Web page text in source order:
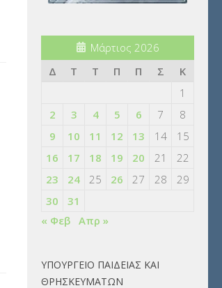
Μάρτιος 2026
Δ
Τ Τ Π Π Σ
Κ
1
2
3 4 5 6 7
8
9
10 11 12 13 14
15
16
17 18 19 20 21
22
23
24 25 26 27 28
29
30
31
« Φεβ Απρ »
ΥΠΟΥΡΓΕΙΟ ΠΑΙΔΕΙΑΣ ΚΑΙ
ΘΡΗΣΚΕΥΜΑΤΩΝ